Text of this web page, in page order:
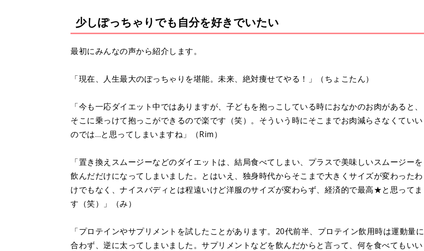
u
少しぽっちゃりでも自分を好きでいたい
最初にみんなの声から紹介します。
「現在、人生最大のぽっちゃりを堪能。未来、絶対痩せてやる！」（ちょこたん）
「今も一応ダイエット中ではありますが、子どもを抱っこしている時におなかのお肉があると、
そこに乗っけて抱っこができるので楽です（笑）。そういう時にそこまでお肉減らさなくていい
のでは…と思ってしまいますね」（Rim）
「置き換えスムージーなどのダイエットは、結局食べてしまい、プラスで美味しいスムージーを
飲んだだけになってしまいました。とはいえ、独身時代からそこまで大きくサイズが変わったわ
けでもなく、ナイスバディとは程遠いけど洋服のサイズが変わらず、経済的で最高★と思ってま
す（笑）」（み）
「プロテインやサプリメントを試したことがあります。20代前半、プロテイン飲用時は運動量に
合わず、逆に太ってしまいました。サプリメントなどを飲んだからと言って、何を食べてもいい